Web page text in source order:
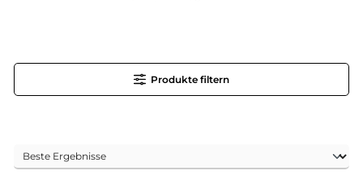
Produkte filtern